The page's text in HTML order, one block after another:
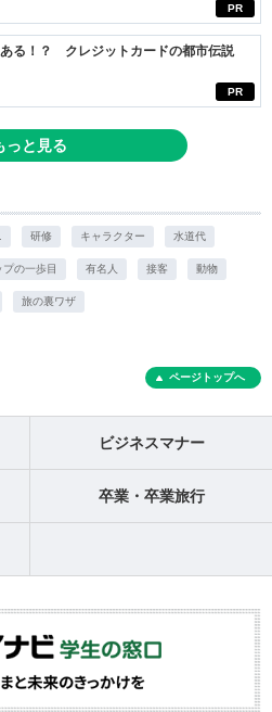
PR
PR
る！？ クレジットカードの都市伝説
っと見る
研修 キャラクター 水道代
の一歩目 有名人 接客 動物
旅の裏ワザ
ページトップへ
ビジネスマナー
卒業・卒業旅行